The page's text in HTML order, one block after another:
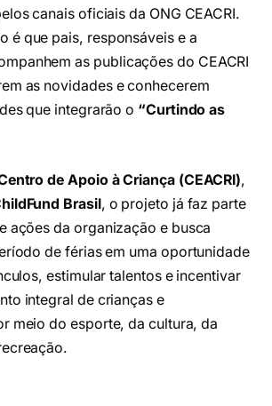
canais oficiais da ONG CEACRI.
é que pais, responsáveis e a
as publicações do CEACRI
as novidades e conhecerem
que integrarão o “Curtindo as
de Apoio à Criança (CEACRI),
Brasil, o projeto já faz parte
ações da organização e busca
de férias em uma oportunidade
estimular talentos e incentivar
integral de crianças e
meio do esporte, da cultura, da